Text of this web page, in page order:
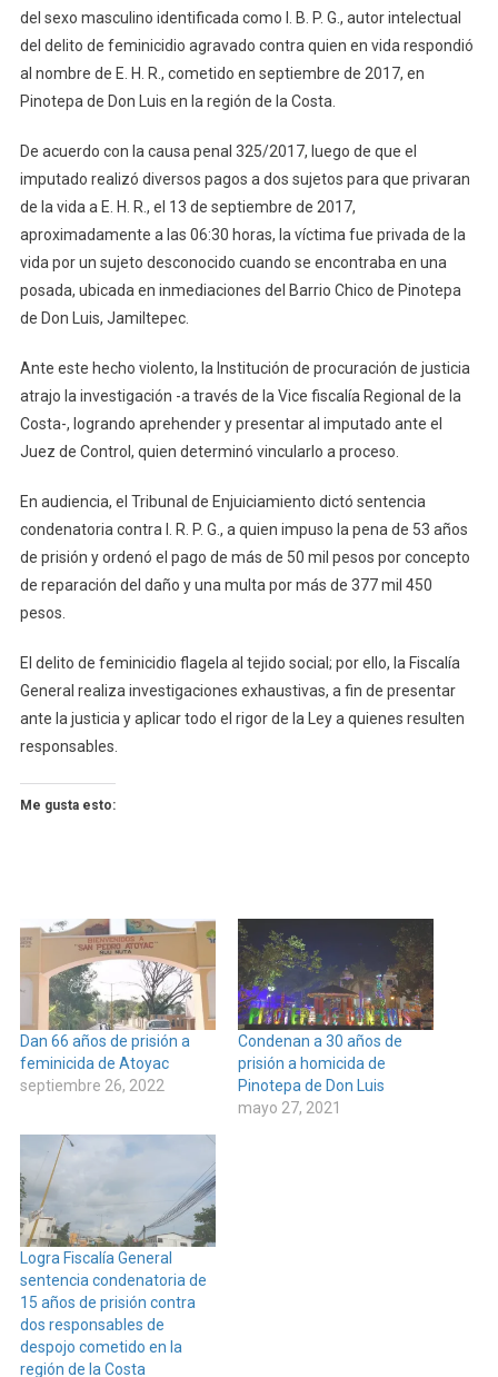
del sexo masculino identificada como I. B. P. G., autor intelectual
del delito de feminicidio agravado contra quien en vida respondió
al nombre de E. H. R., cometido en septiembre de 2017, en
Pinotepa de Don Luis en la región de la Costa.
De acuerdo con la causa penal 325/2017, luego de que el
imputado realizó diversos pagos a dos sujetos para que privaran
de la vida a E. H. R., el 13 de septiembre de 2017,
aproximadamente a las 06:30 horas, la víctima fue privada de la
vida por un sujeto desconocido cuando se encontraba en una
posada, ubicada en inmediaciones del Barrio Chico de Pinotepa
de Don Luis, Jamiltepec.
Ante este hecho violento, la Institución de procuración de justicia
atrajo la investigación -a través de la Vice fiscalía Regional de la
Costa-, logrando aprehender y presentar al imputado ante el
Juez de Control, quien determinó vincularlo a proceso.
En audiencia, el Tribunal de Enjuiciamiento dictó sentencia
condenatoria contra I. R. P. G., a quien impuso la pena de 53 años
de prisión y ordenó el pago de más de 50 mil pesos por concepto
de reparación del daño y una multa por más de 377 mil 450
pesos.
El delito de feminicidio flagela al tejido social; por ello, la Fiscalía
General realiza investigaciones exhaustivas, a fin de presentar
ante la justicia y aplicar todo el rigor de la Ley a quienes resulten
responsables.
Me gusta esto:
Dan 66 años de prisión a
feminicida de Atoyac
septiembre 26, 2022
Condenan a 30 años de
prisión a homicida de
Pinotepa de Don Luis
mayo 27, 2021
Logra Fiscalía General
sentencia condenatoria de
15 años de prisión contra
dos responsables de
despojo cometido en la
región de la Costa